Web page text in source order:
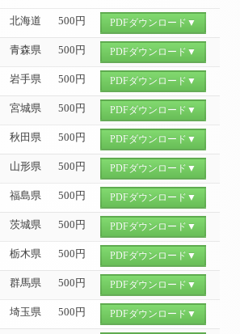
北海道 500円 PDFダウンロード▼
青森県 500円 PDFダウンロード▼
岩手県 500円 PDFダウンロード▼
宮城県 500円 PDFダウンロード▼
秋田県 500円 PDFダウンロード▼
山形県 500円 PDFダウンロード▼
福島県 500円 PDFダウンロード▼
茨城県 500円 PDFダウンロード▼
栃木県 500円 PDFダウンロード▼
群馬県 500円 PDFダウンロード▼
埼玉県 500円 PDFダウンロード▼